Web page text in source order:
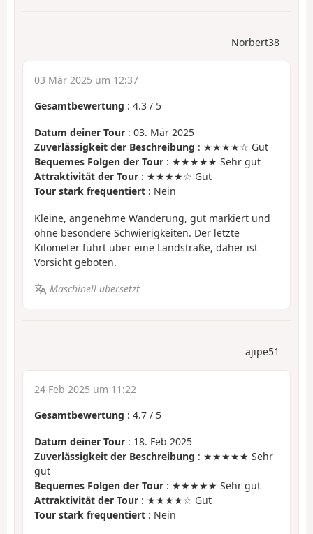
Norbert38
03 Mär 2025 um 12:37
Gesamtbewertung : 4.3 / 5
Datum deiner Tour : 03. Mär 2025
Zuverlässigkeit der Beschreibung : ★★★★☆ Gut
Bequemes Folgen der Tour : ★★★★★ Sehr gut
Attraktivität der Tour : ★★★★☆ Gut
Tour stark frequentiert : Nein
Kleine, angenehme Wanderung, gut markiert und
ohne besondere Schwierigkeiten. Der letzte
Kilometer führt über eine Landstraße, daher ist
Vorsicht geboten.
Maschinell übersetzt
ajipe51
24 Feb 2025 um 11:22
Gesamtbewertung : 4.7 / 5
Datum deiner Tour : 18. Feb 2025
Zuverlässigkeit der Beschreibung : ★★★★★ Sehr
gut
Bequemes Folgen der Tour : ★★★★★ Sehr gut
Attraktivität der Tour : ★★★★☆ Gut
Tour stark frequentiert : Nein